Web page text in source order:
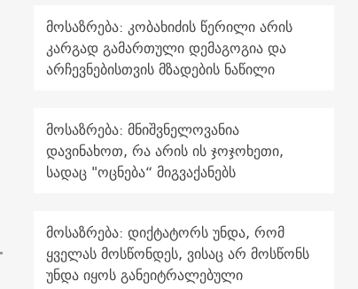
მოსაზრება: კობახიძის წერილი არის
კარგად გამართული დემაგოგია და
არჩევნებისთვის მზადების ნაწილი
მოსაზრება: მნიშვნელოვანია
დავინახოთ, რა არის ის ჯოჯოხეთი,
სადაც "ოცნება“ მიგვაქანებს
მოსაზრება: დიქტატორს უნდა, რომ
ყველას მოსწონდეს, ვისაც არ მოსწონს
უნდა იყოს განეიტრალებული